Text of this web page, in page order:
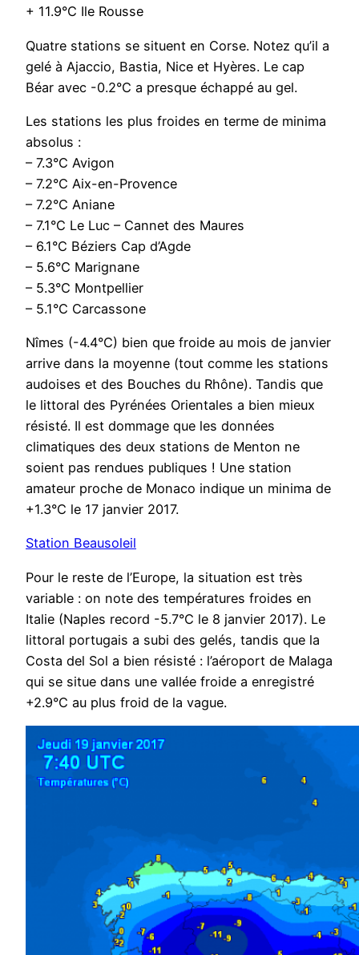
+ 11.9°C Ile Rousse
Quatre stations se situent en Corse. Notez qu’il a
gelé à Ajaccio, Bastia, Nice et Hyères. Le cap
Béar avec -0.2°C a presque échappé au gel.
Les stations les plus froides en terme de minima
absolus :
– 7.3°C Avigon
– 7.2°C Aix-en-Provence
– 7.2°C Aniane
– 7.1°C Le Luc – Cannet des Maures
– 6.1°C Béziers Cap d’Agde
– 5.6°C Marignane
– 5.3°C Montpellier
– 5.1°C Carcassone
Nîmes (-4.4°C) bien que froide au mois de janvier
arrive dans la moyenne (tout comme les stations
audoises et des Bouches du Rhône). Tandis que
le littoral des Pyrénées Orientales a bien mieux
résisté. Il est dommage que les données
climatiques des deux stations de Menton ne
soient pas rendues publiques ! Une station
amateur proche de Monaco indique un minima de
+1.3°C le 17 janvier 2017.
Station Beausoleil
Pour le reste de l’Europe, la situation est très
variable : on note des températures froides en
Italie (Naples record -5.7°C le 8 janvier 2017). Le
littoral portugais a subi des gelés, tandis que la
Costa del Sol a bien résisté : l’aéroport de Malaga
qui se situe dans une vallée froide a enregistré
+2.9°C au plus froid de la vague.